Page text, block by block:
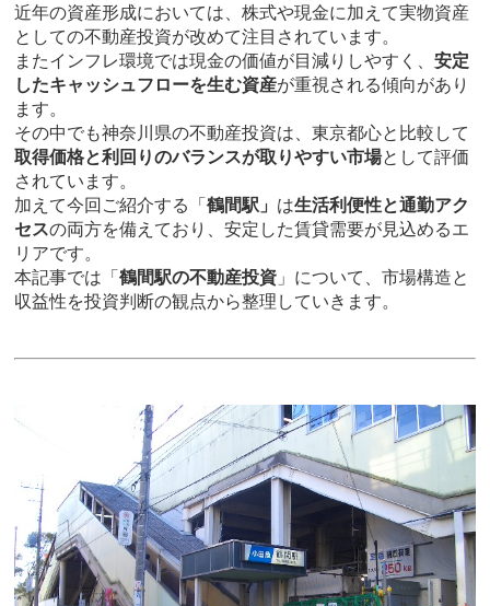
近年の資産形成においては、株式や現金に加えて実物資産
としての不動産投資が改めて注目されています。
またインフレ環境では現金の価値が目減りしやすく、安定
したキャッシュフローを生む資産が重視される傾向があり
ます。
その中でも神奈川県の不動産投資は、東京都心と比較して
取得価格と利回りのバランスが取りやすい市場として評価
されています。
加えて今回ご紹介する「鶴間駅」 は生活利便性と通勤アク
セスの両方を備えており、安定した賃貸需要が見込めるエ
リアです。
本記事では「鶴間駅の不動産投資 」について、市場構造と
収益性を投資判断の観点から整理していきます。